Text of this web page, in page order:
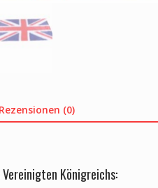
Rezensionen (0)
Königreichs: